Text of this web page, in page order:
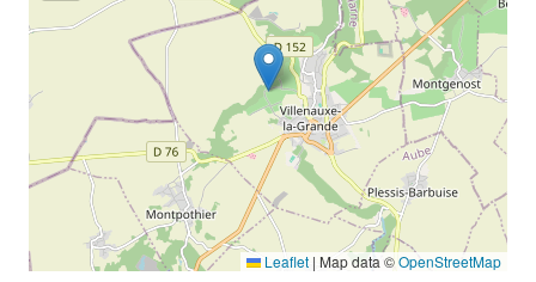
Leaflet | Map data ©OpenStreetMap